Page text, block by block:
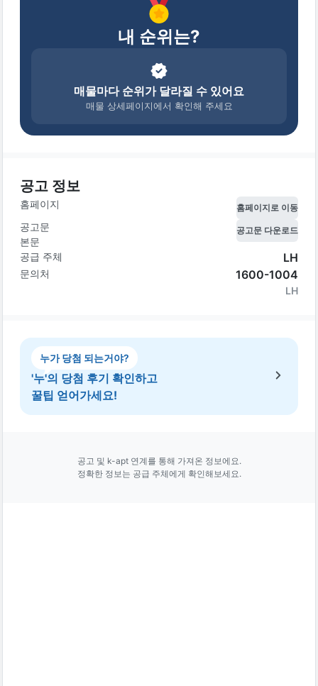
내 순위는?
매물마다 순위가 달라질 수 있어요
매물 상세페이지에서 확인해 주세요
공고 정보
홈페이지 홈페이지로 이동
공고문
본문
공고문 다운로드
공급 주체 LH
문의처 1600-1004
LH
누가 당첨 되는거야?
'누'의 당첨 후기 확인하고
꿀팁 얻어가세요!
공고 및 k-apt 연계를 통해 가져온 정보에요.
정확한 정보는 공급 주체에게 확인해보세요.